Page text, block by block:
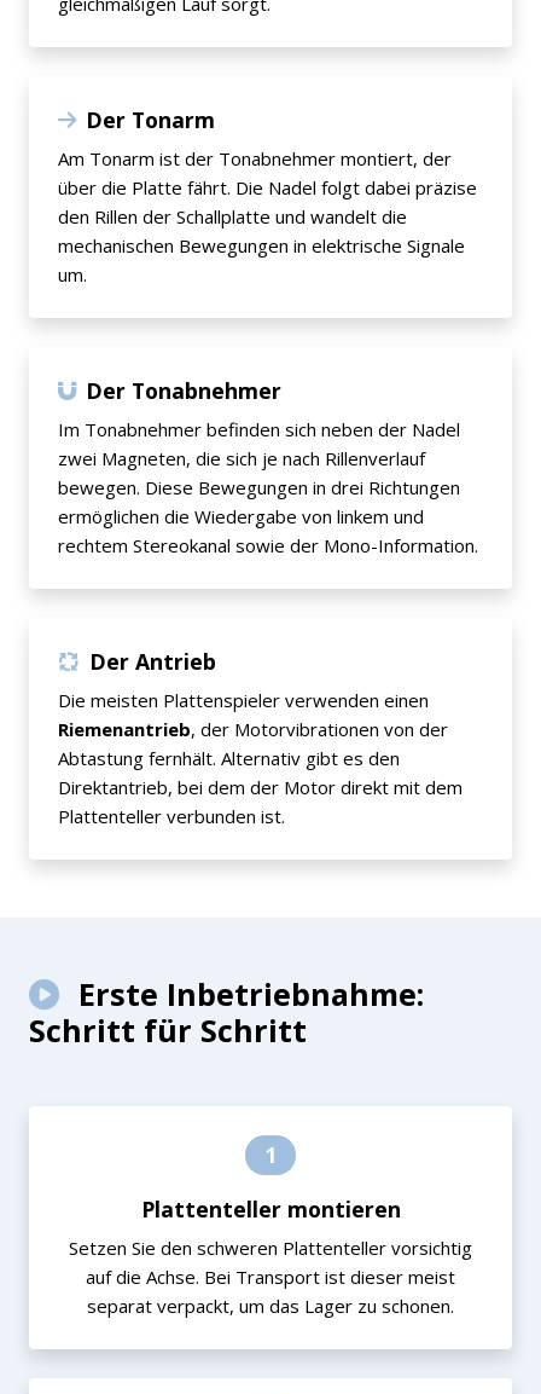
Der Tonarm
Am Tonarm ist der Tonabnehmer montiert, der
über die Platte fährt. Die Nadel folgt dabei präzise
den Rillen der Schallplatte und wandelt die
mechanischen Bewegungen in elektrische Signale
um.
Der Tonabnehmer
Im Tonabnehmer befinden sich neben der Nadel
zwei Magneten, die sich je nach Rillenverlauf
bewegen. Diese Bewegungen in drei Richtungen
ermöglichen die Wiedergabe von linkem und
rechtem Stereokanal sowie der Mono-Information.
Der Antrieb
Die meisten Plattenspieler verwenden einen
Riemenantrieb, der Motorvibrationen von der
Abtastung fernhält. Alternativ gibt es den
Direktantrieb, bei dem der Motor direkt mit dem
Plattenteller verbunden ist.
Erste Inbetriebnahme:
Schritt für Schritt
1
Plattenteller montieren
Setzen Sie den schweren Plattenteller vorsichtig
auf die Achse. Bei Transport ist dieser meist
separat verpackt, um das Lager zu schonen.